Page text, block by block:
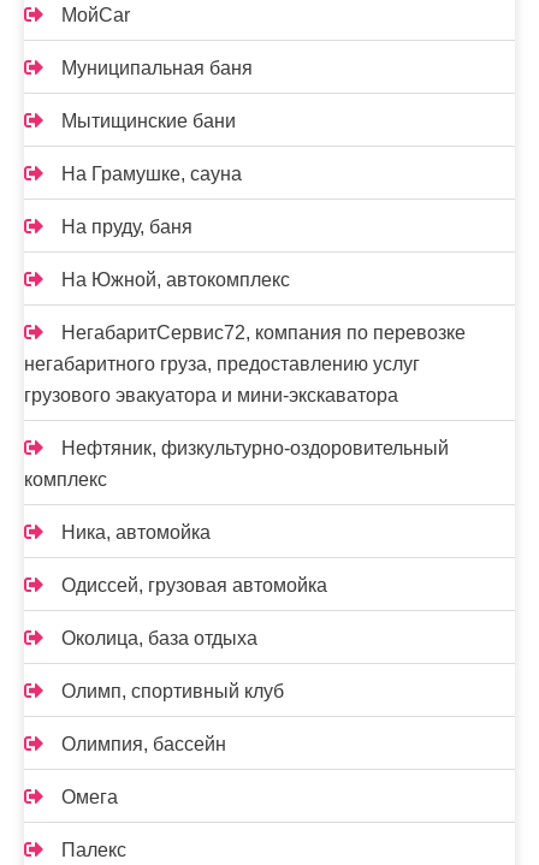
МойCar
Муниципальная баня
Мытищинские бани
На Грамушке, сауна
На пруду, баня
На Южной, автокомплекс
НегабаритСервис72, компания по перевозке
негабаритного груза, предоставлению услуг
грузового эвакуатора и мини-экскаватора
Нефтяник, физкультурно-оздоровительный
комплекс
Ника, автомойка
Одиссей, грузовая автомойка
Околица, база отдыха
Олимп, спортивный клуб
Олимпия, бассейн
Омега
Палекс